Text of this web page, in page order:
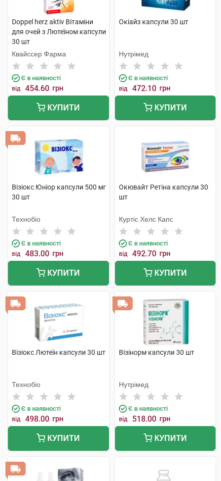
Doppel herz aktiv Вітаміни
для очей з Лютеїном капсули
30 шт
Квайссер Фарма
Є в наявності
від 454.60 грн
КУПИТИ
Окіайз капсули 30 шт
Нутрімед
Є в наявності
від 472.10 грн
КУПИТИ
Візіокс Юніор капсули 500 мг
30 шт
Технобіо
Є в наявності
від 483.00 грн
КУПИТИ
Окювайт Ретіна капсули 30
шт
Куртіс Хелс Капс
Є в наявності
від 492.70 грн
КУПИТИ
Візіокс Лютеїн капсули 30 шт
Технобіо
Є в наявності
від 498.00 грн
КУПИТИ
Візінорм капсули 30 шт
Нутрімед
Є в наявності
від 518.00 грн
КУПИТИ